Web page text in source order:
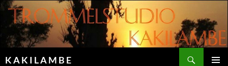
Zum
Inhalt
springen
K A K I L A M B E